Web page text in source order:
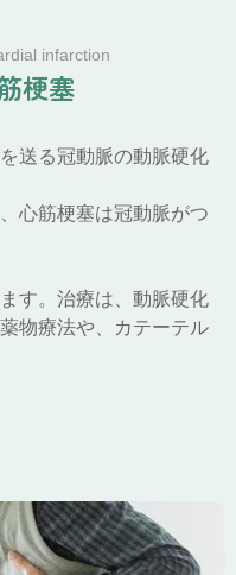
infarction
梗塞
送る冠動脈の動脈硬化
心筋梗塞は冠動脈がつ
す。治療は、動脈硬化
物療法や、カテーテル